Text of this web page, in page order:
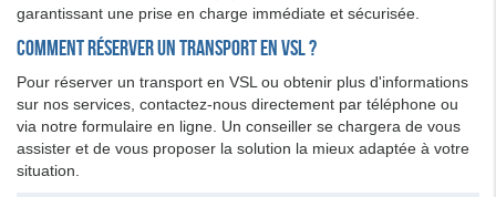
garantissant une prise en charge immédiate et sécurisée.
Comment réserver un transport en VSL ?
Pour réserver un transport en VSL ou obtenir plus d'informations
sur nos services, contactez-nous directement par téléphone ou
via notre formulaire en ligne. Un conseiller se chargera de vous
assister et de vous proposer la solution la mieux adaptée à votre
situation.